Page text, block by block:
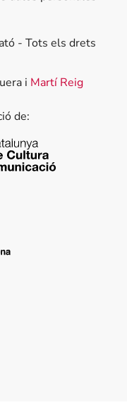
- Tots els drets
i Martí Reig
de: